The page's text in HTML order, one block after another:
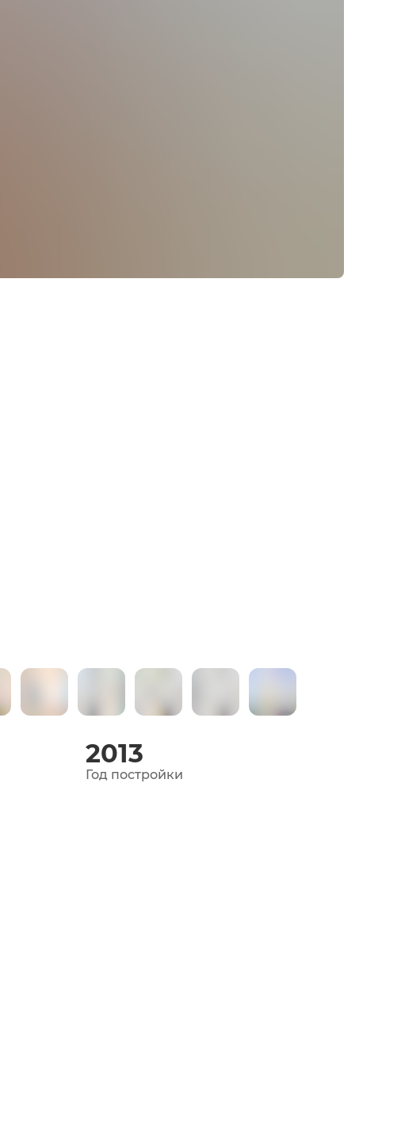
2013
Год постройки